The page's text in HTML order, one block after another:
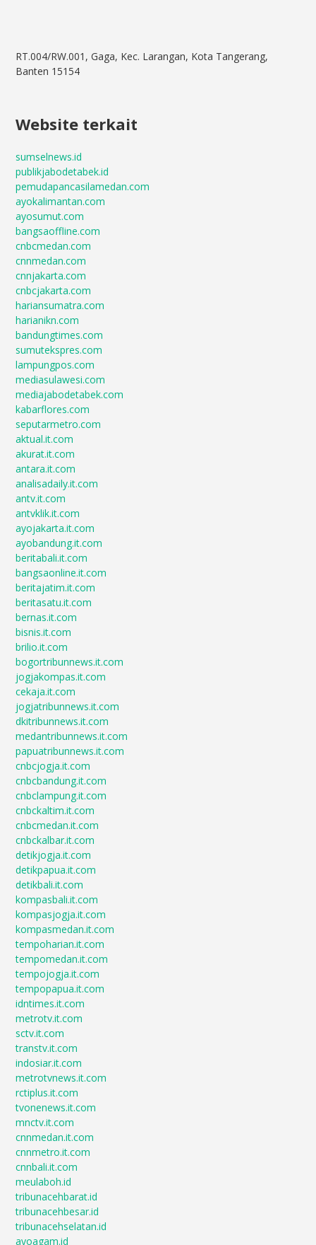
RT.004/RW.001, Gaga, Kec. Larangan, Kota Tangerang,
Banten 15154
Website terkait
sumselnews.id
publikjabodetabek.id
pemudapancasilamedan.com
ayokalimantan.com
ayosumut.com
bangsaoffline.com
cnbcmedan.com
cnnmedan.com
cnnjakarta.com
cnbcjakarta.com
hariansumatra.com
harianikn.com
bandungtimes.com
sumutekspres.com
lampungpos.com
mediasulawesi.com
mediajabodetabek.com
kabarflores.com
seputarmetro.com
aktual.it.com
akurat.it.com
antara.it.com
analisadaily.it.com
antv.it.com
antvklik.it.com
ayojakarta.it.com
ayobandung.it.com
beritabali.it.com
bangsaonline.it.com
beritajatim.it.com
beritasatu.it.com
bernas.it.com
bisnis.it.com
brilio.it.com
bogortribunnews.it.com
jogjakompas.it.com
cekaja.it.com
jogjatribunnews.it.com
dkitribunnews.it.com
medantribunnews.it.com
papuatribunnews.it.com
cnbcjogja.it.com
cnbcbandung.it.com
cnbclampung.it.com
cnbckaltim.it.com
cnbcmedan.it.com
cnbckalbar.it.com
detikjogja.it.com
detikpapua.it.com
detikbali.it.com
kompasbali.it.com
kompasjogja.it.com
kompasmedan.it.com
tempoharian.it.com
tempomedan.it.com
tempojogja.it.com
tempopapua.it.com
idntimes.it.com
metrotv.it.com
sctv.it.com
transtv.it.com
indosiar.it.com
metrotvnews.it.com
rctiplus.it.com
tvonenews.it.com
mnctv.it.com
cnnmedan.it.com
cnnmetro.it.com
cnnbali.it.com
meulaboh.id
tribunacehbarat.id
tribunacehbesar.id
tribunacehselatan.id
ayoagam.id